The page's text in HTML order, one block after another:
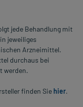
jede Behandlung mit
jeweiliges
Arzneimittel.
durchaus bei
werden.
finden Sie hier.